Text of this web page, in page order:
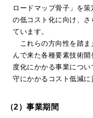
ロードマップ骨子」を
の低コスト化に向け、
ています。
これらの方向性を踏
んで来た各種要素技術
度化にかかる事業につ
守にかかるコスト低減に
（2）事業期間